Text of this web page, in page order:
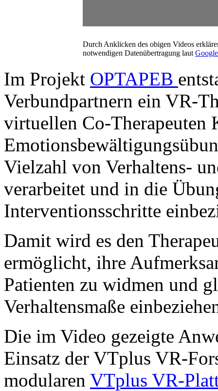
Durch Anklicken des obigen Videos
notwendigen Datenübertragung laut
Im Projekt OPTAPEB
Verbundpartnern ein VR-
virtuellen Co-Therapeuten
Vielzahl von Verhaltens-
verarbeitet und in die
Interventionsschritte
Damit wird es den
ermöglicht, ihre
Patienten zu widmen und
Verhaltensmaße
Die im Video gezeigte
Einsatz der VTplus VR-
modularen VTplus VR-